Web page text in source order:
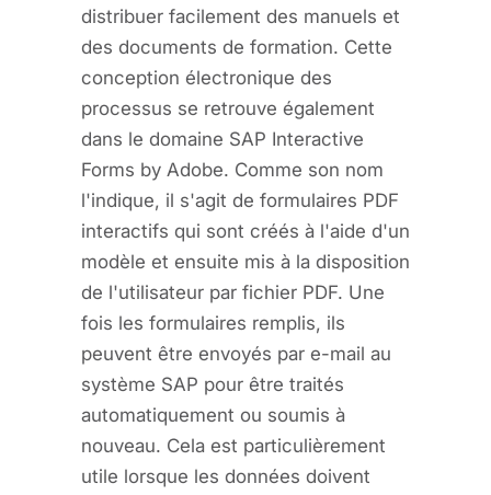
distribuer facilement des manuels et
des documents de formation. Cette
conception électronique des
processus se retrouve également
dans le domaine SAP Interactive
Forms by Adobe. Comme son nom
l'indique, il s'agit de formulaires PDF
interactifs qui sont créés à l'aide d'un
modèle et ensuite mis à la disposition
de l'utilisateur par fichier PDF. Une
fois les formulaires remplis, ils
peuvent être envoyés par e-mail au
système SAP pour être traités
automatiquement ou soumis à
nouveau. Cela est particulièrement
utile lorsque les données doivent